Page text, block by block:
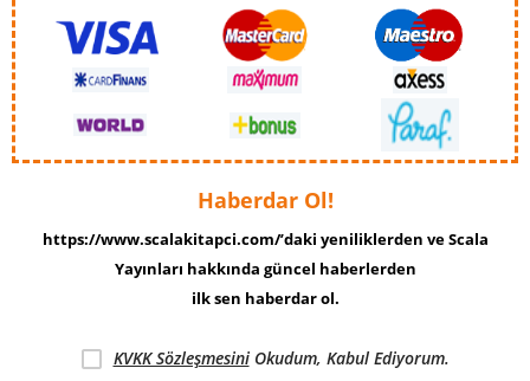
Haberdar Ol!
https://www.scalakitapci.com/’daki yeniliklerden ve Scala
Yayınları hakkında güncel haberlerden
ilk sen haberdar ol.
KVKK SözleşmesiniOkudum, Kabul Ediyorum.